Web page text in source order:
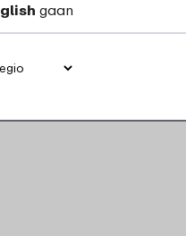
dit
gaan